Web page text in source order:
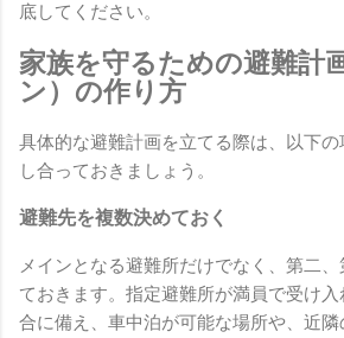
底してください。
家族を守るための避難計
ン）の作り方
具体的な避難計画を立てる際は、以下
し合っておきましょう。
避難先を複数決めておく
メインとなる避難所だけでなく、第二
ておきます。指定避難所が満員で受け
合に備え、車中泊が可能な場所や、近